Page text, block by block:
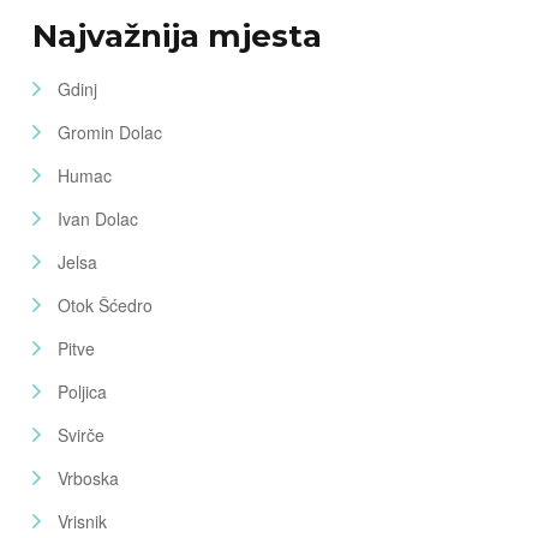
Najvažnija mjesta
Gdinj
Gromin Dolac
Humac
Ivan Dolac
Jelsa
Otok Šćedro
Pitve
Poljica
Svirče
Vrboska
Vrisnik